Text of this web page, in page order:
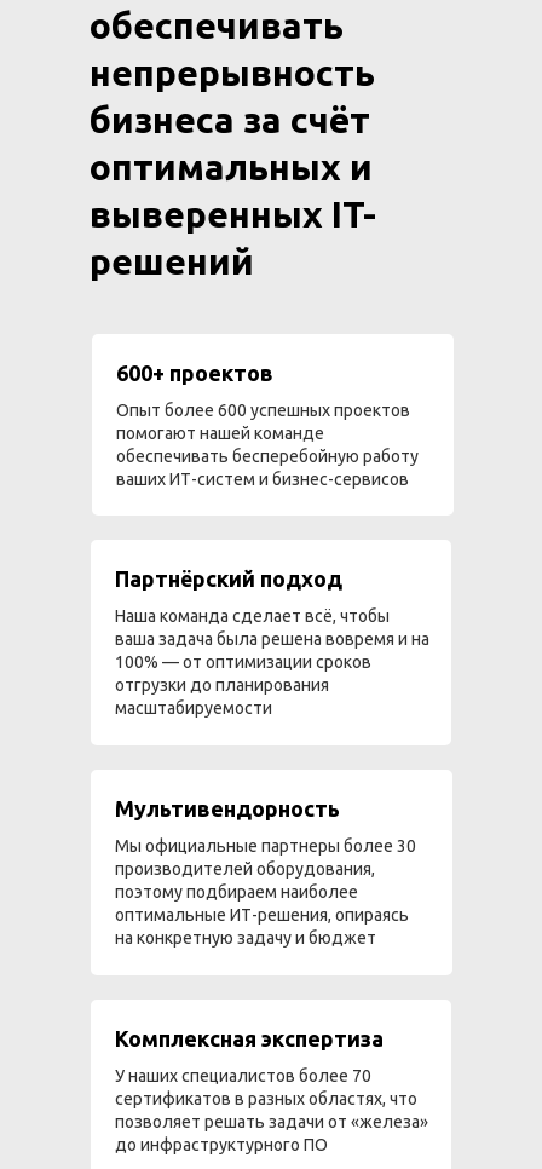
обеспечивать
непрерывность
бизнеса за счёт
оптимальных и
выверенных IT-
решений
600+ проектов
Опыт более 600 успешных проектов
помогают нашей команде
обеспечивать бесперебойную работу
ваших ИТ-систем и бизнес-сервисов
Мультивендорность
Мы официальные партнеры более 30
производителей оборудования,
поэтому подбираем наиболее
оптимальные ИТ-решения, опираясь
на конкретную задачу и бюджет
Комплексная экспертиза
У наших специалистов более 70
сертификатов в разных областях, что
позволяет решать задачи от «железа»
до инфраструктурного ПО
Партнёрский подход
Наша команда сделает всё, чтобы
ваша задача была решена вовремя и на
100% — от оптимизации сроков
отгрузки до планирования
масштабируемости